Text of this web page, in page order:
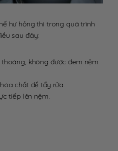
hư hỏng thì trong quá trình
sau đây:
không được đem nệm
chất để tẩy rửa.
tiếp lên nệm.